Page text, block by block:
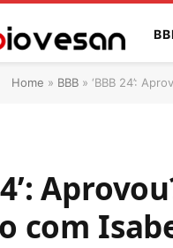
Home » BBB » ‘BBB 24’:
com